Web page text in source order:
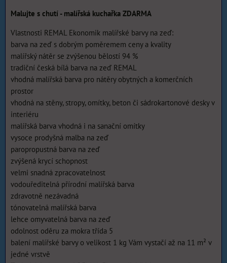
Malujte s chutí - malířská kuchařka ZDARMA
Vlastnosti REMAL Ekonomik malířské barvy na zeď:
barva na zeď s dobrým poměremem ceny a kvality
malířský nátěr se zvýšenou bělostí 94 %
tradiční česká bílá barva na zeď REMAL
vhodná malířská barva pro nátěry obytných a komerčních
prostor
vhodná na stěny, stropy, omítky, beton či sádrokartonové desky v
interiéru
malířská barva vhodná i na sanační omítky
vysoce prodyšná malba na zeď
paropropustná barva na zeď
zvýšená krycí schopnost
velmi snadná zpracovatelnost
vodouředitelná přírodní malířská barva
zdravotně nezávadná
tónovatelná malířská barva
lehce omyvatelná barva na zeď
odolnost oděru za mokra třída 5
balení malířské barvy o velikost 1 kg Vám vystačí až na 11 m² v
jedné vrstvě